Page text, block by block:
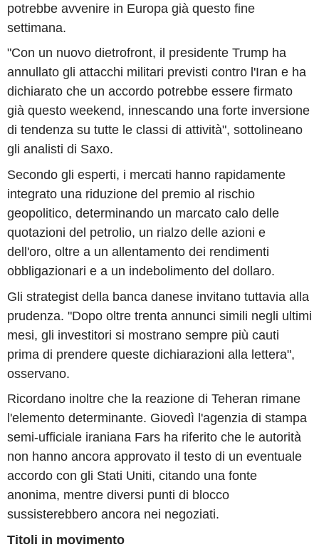
potrebbe avvenire in Europa già questo fine
settimana.
"Con un nuovo dietrofront, il presidente Trump ha
annullato gli attacchi militari previsti contro l'Iran e ha
dichiarato che un accordo potrebbe essere firmato
già questo weekend, innescando una forte inversione
di tendenza su tutte le classi di attività", sottolineano
gli analisti di Saxo.
Secondo gli esperti, i mercati hanno rapidamente
integrato una riduzione del premio al rischio
geopolitico, determinando un marcato calo delle
quotazioni del petrolio, un rialzo delle azioni e
dell'oro, oltre a un allentamento dei rendimenti
obbligazionari e a un indebolimento del dollaro.
Gli strategist della banca danese invitano tuttavia alla
prudenza. "Dopo oltre trenta annunci simili negli ultimi
mesi, gli investitori si mostrano sempre più cauti
prima di prendere queste dichiarazioni alla lettera",
osservano.
Ricordano inoltre che la reazione di Teheran rimane
l'elemento determinante. Giovedì l'agenzia di stampa
semi-ufficiale iraniana Fars ha riferito che le autorità
non hanno ancora approvato il testo di un eventuale
accordo con gli Stati Uniti, citando una fonte
anonima, mentre diversi punti di blocco
sussisterebbero ancora nei negoziati.
Titoli in movimento